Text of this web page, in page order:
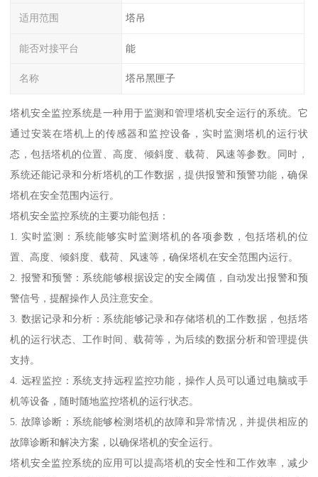
适用范围 塔吊
能否对接平台 能
名称 塔吊黑匣子
塔机安全监控系统是一种用于监测和管理塔机安全运行的系统。它
通过安装在塔机上的传感器和监控设备，实时监测塔机的运行状
态，包括塔机的位置、高度、倾斜度、载荷、风速等参数。同时，
系统还能记录和分析塔机的工作数据，提供报警和预警功能，确保
塔机在安全范围内运行。
塔机安全监控系统的主要功能包括：
1. 实时监测：系统能够实时监测塔机的各项参数，包括塔机的位
置、高度、倾斜度、载荷、风速等，确保塔机在安全范围内运行。
2. 报警和预警：系统能够根据设定的安全阈值，自动发出报警和预
警信号，提醒操作人员注意安全。
3. 数据记录和分析：系统能够记录和存储塔机的工作数据，包括塔
机的运行状态、工作时间、载荷等，为后续的数据分析和管理提供
支持。
4. 远程监控：系统支持远程监控功能，操作人员可以通过电脑或手
机等设备，随时随地监控塔机的运行状态。
5. 故障诊断：系统能够检测塔机的故障和异常情况，并提供相应的
故障诊断和解决方案，以确保塔机的安全运行。
塔机安全监控系统的应用可以提高塔机的安全性和工作效率，减少